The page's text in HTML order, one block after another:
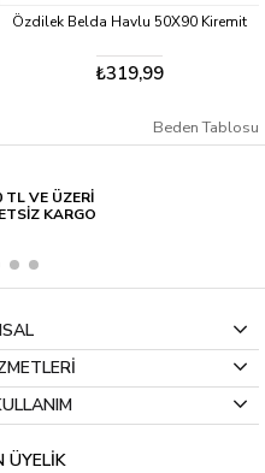
Havlu 50X90 Kiremit Özdilek
Beden Tablosu
TL VE ÜZERİ
KARGO
ÜYELİK